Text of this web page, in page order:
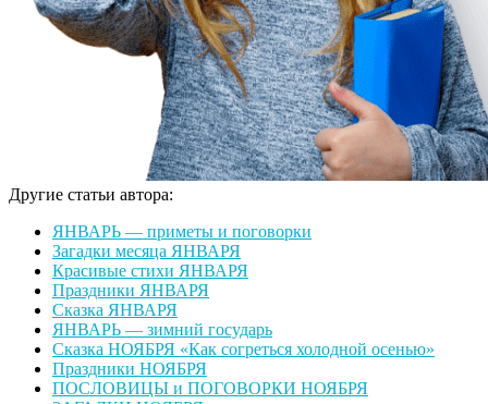
Другие статьи автора:
ЯНВАРЬ — приметы и поговорки
Загадки месяца ЯНВАРЯ
Красивые стихи ЯНВАРЯ
Праздники ЯНВАРЯ
Сказка ЯНВАРЯ
ЯНВАРЬ — зимний государь
Сказка НОЯБРЯ «Как согреться холодной осенью»
Праздники НОЯБРЯ
ПОСЛОВИЦЫ и ПОГОВОРКИ НОЯБРЯ